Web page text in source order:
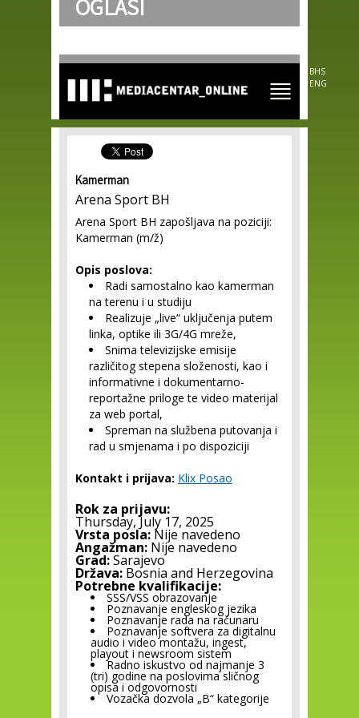
Skip to
main
OGLASI
BHS
ENG
Kamerman
Arena Sport BH
Arena Sport BH zapošljava na poziciji:
Kamerman (m/ž)
Opis poslova:
Radi samostalno kao kamerman
na terenu i u studiju
Realizuje „live“ uključenja putem
linka, optike ili 3G/4G mreže,
Snima televizijske emisije
različitog stepena složenosti, kao i
informativne i dokumentarno-
reportažne priloge te video materijal
za web portal,
Spreman na službena putovanja i
rad u smjenama i po dispoziciji
Kontakt i prijava: Klix Posao
Rok za prijavu:
Thursday, July 17, 2025
Vrsta posla: Nije navedeno
Angažman: Nije navedeno
Grad:Sarajevo
Država: Bosnia and Herzegovina
Potrebne kvalifikacije:
SSS/VSS obrazovanje
Poznavanje engleskog jezika
Poznavanje rada na računaru
Poznavanje softvera za digitalnu
audio i video montažu, ingest,
playout i newsroom sistem
Radno iskustvo od najmanje 3
(tri) godine na poslovima sličnog
opisa i odgovornosti
Vozačka dozvola „B“ kategorije